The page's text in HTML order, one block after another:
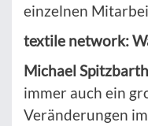
einzelnen
textile network:
Michael
immer auch ein
Veränderungen